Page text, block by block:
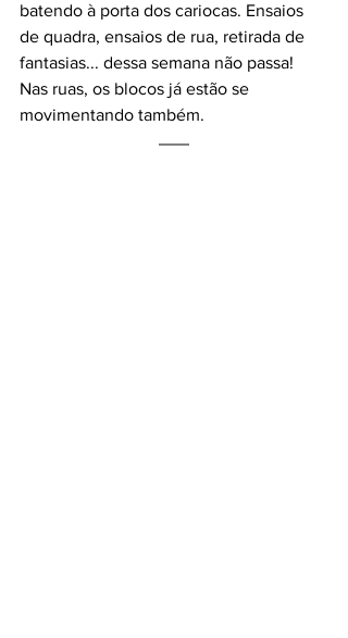
batendo à porta dos cariocas. Ensaios
de quadra, ensaios de rua, retirada de
fantasias... dessa semana não passa!
Nas ruas, os blocos já estão se
movimentando também.